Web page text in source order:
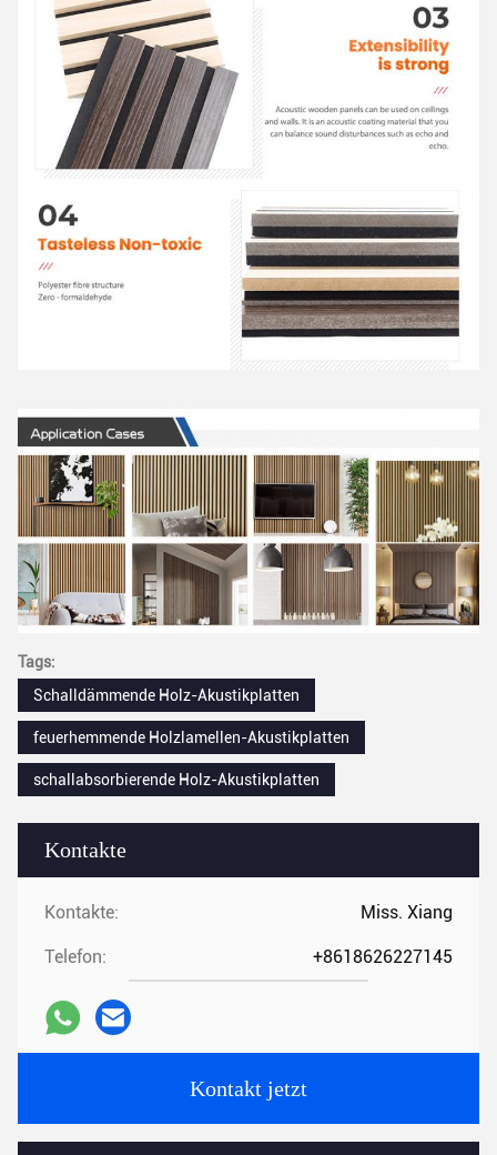
Kontakte
Kontakte: Miss. Xiang
Telefon: +8618626227145
Kontakt jetzt
Tags:
Schalldämmende Holz-Akustikplatten
feuerhemmende Holzlamellen-Akustikplatten
schallabsorbierende Holz-Akustikplatten